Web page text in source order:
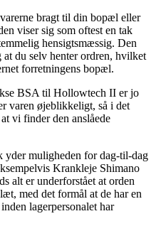
bragt til din bopæl eller
viser sig som oftest en tak
hensigtsmæssig. Den
du selv henter ordren, hvilket
forretningens bopæl.
BSA til Hollowtech II er jo
varen øjeblikkeligt, så i det
vi finder den anslåede
yder muligheden for dag-til-dag
Krankleje Shimano
alt er underforstået at orden
med det formål at de har en
lagerpersonalet har